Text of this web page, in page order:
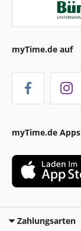
myTime.de auf
myTime.de Apps
Zahlungsarten